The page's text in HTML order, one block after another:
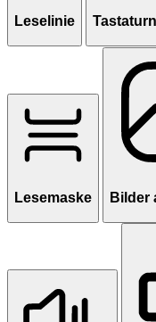
Leselinie
Lesemaske Bilder